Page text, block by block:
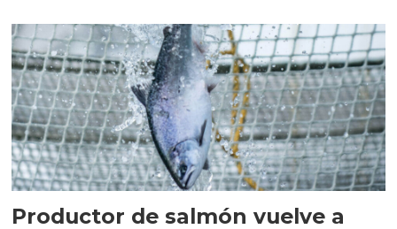
Productor de salmón vuelve a